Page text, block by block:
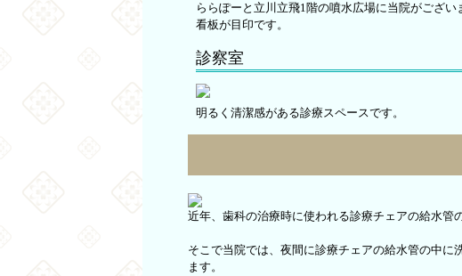
ららぽーと立川立飛1階の噴水広場に当院がござ
看板が目印です。
診察室
明るく清潔感がある診療スペースです。
近年、歯科の治療時に使われる診療チェアの給水管
そこで当院では、夜間に診療チェアの給水管の中
ます。